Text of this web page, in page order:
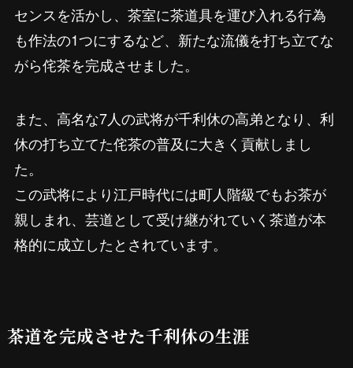
センスを活かし、茶室に茶道具を運び入れる行為
も作法の1つにするなど、新たな流儀を打ち立てな
がら侘茶を完成させました。
また、高名な7人の武将が千利休の高弟となり、利
休の打ち立てた侘茶の普及に大きく貢献しまし
た。
この武将により江戸時代には町人階級でもお茶が
親しまれ、芸道として受け継がれていく茶道が本
格的に成立したとされています。
茶道を完成させた千利休の生涯